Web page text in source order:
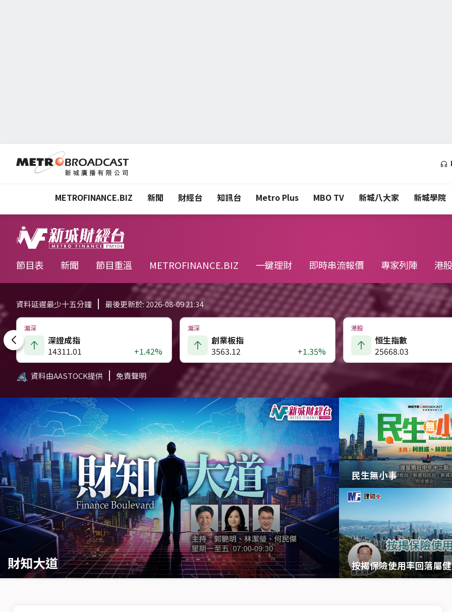
METROFINANCE.BIZ 新聞 財經台 知訊台 Metro Plus MBO TV 新城八大家 新城學院
節目表 新聞 節目重溫 METROFINANCE.BIZ 一鍵理財 即時串流報價 專家列陣 港
資料延遲最少十五分鐘 最後更新於: 2026-08-09 21:34
滬深
深證成指
14311.01
+1.42%
滬深
創業板指
3563.12
+1.35%
港股
恒生指數
25668.03
資料由AASTOCK提供 免責聲明
財知大道
民生無小事
按揭保險使用率回落屬